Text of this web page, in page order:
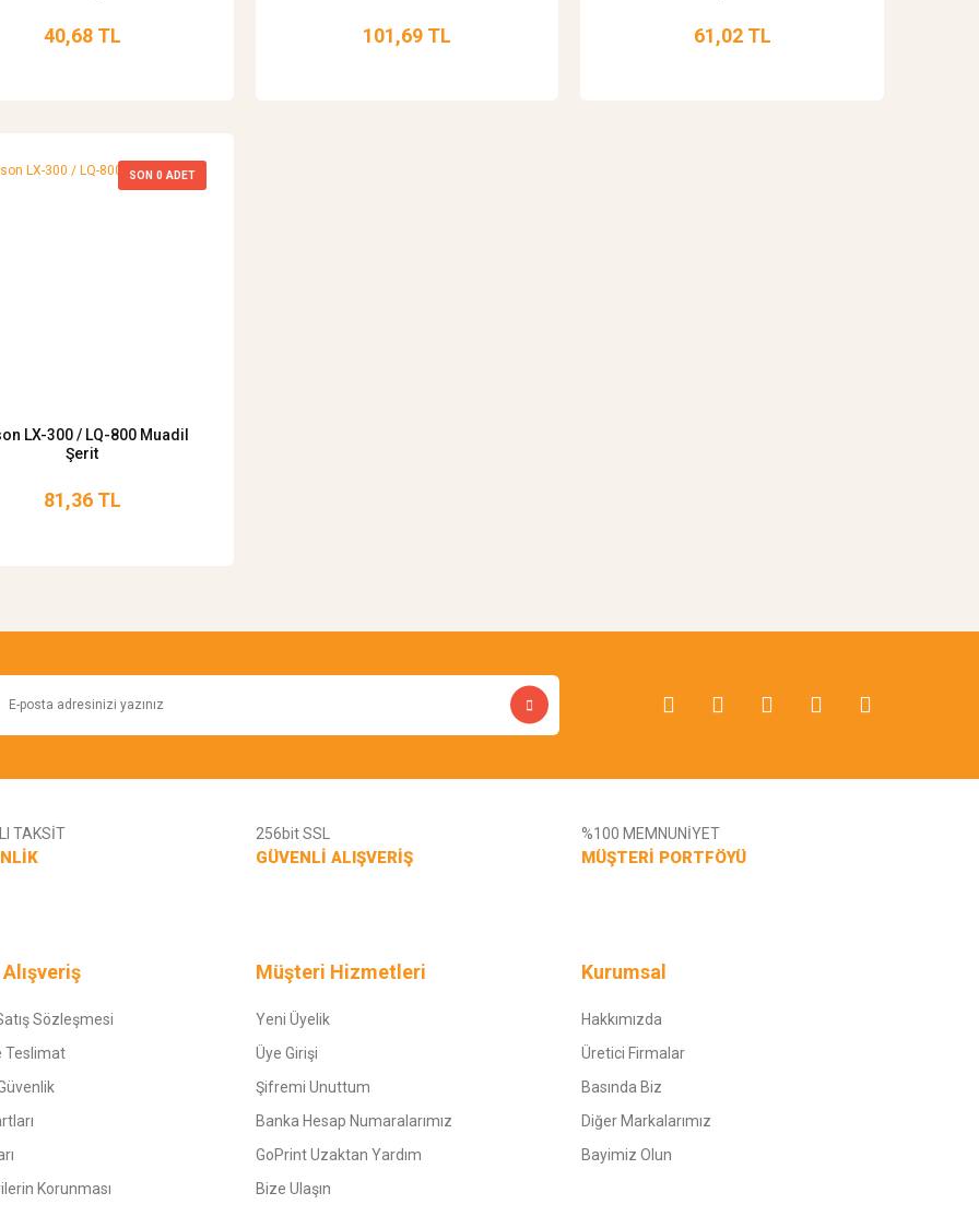
40,68 TL 101,69 TL 61,02 TL
SON 0 ADET
LX-300 / LQ-800 Muadil
Şerit
81,36 TL
TAKSİT 256bit SSL
GÜVENLİ ALIŞVERİŞ
%100 MEMNUNİYET
MÜŞTERİ PORTFÖYÜ
Sözleşmesi
Teslimat
Korunması
Müşteri Hizmetleri
Yeni Üyelik
Üye Girişi
Şifremi Unuttum
Banka Hesap Numaralarımız
GoPrint Uzaktan Yardım
Bize Ulaşın
Kurumsal
Hakkımızda
Üretici Firmalar
Basında Biz
Diğer Markalarımız
Bayimiz Olun